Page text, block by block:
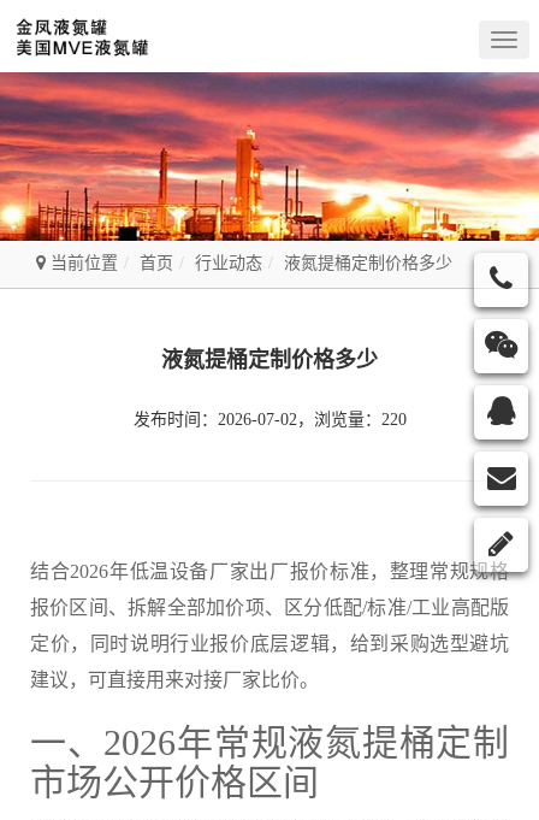
当前位置 首页 行业动态 液氮提桶定制价格多少
液氮提桶定制价格多少
发布时间：2026-07-02，浏览量：220
结合2026年低温设备厂家出厂报价标准，整理常规规格
报价区间、拆解全部加价项、区分低配/标准/工业高配版
定价，同时说明行业报价底层逻辑，给到采购选型避坑
建议，可直接用来对接厂家比价。
一、2026年常规液氮提桶定制
市场公开价格区间